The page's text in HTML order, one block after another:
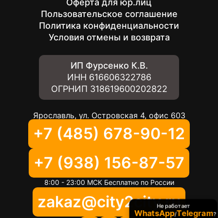
Оферта для юр.лиц
Пользовательское соглашение
Политика конфиденциальности
Условия отмены и возврата
ИП Фурсенко К.В.
ИНН 616606322786
ОГРНИП 318619600202822
Ярославль, ул. Островская 4, офис 603
+7 (485) 678-90-12
+7 (938) 156-87-57
8:00 - 23:00 МСК Бесплатно по России
zakaz@city2city.ru
Не работает
WhatsApp/Telegram?